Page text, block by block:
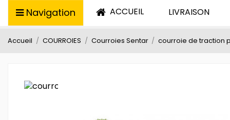
Navigation ACCUEIL LIVRAISON
Accueil COURROIES Courroies Sentar courroie de traction